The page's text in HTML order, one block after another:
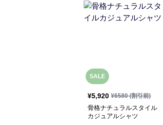
SALE
¥5,920 ¥6580(割引前)
骨格ナチュラルスタイル
カジュアルシャツ